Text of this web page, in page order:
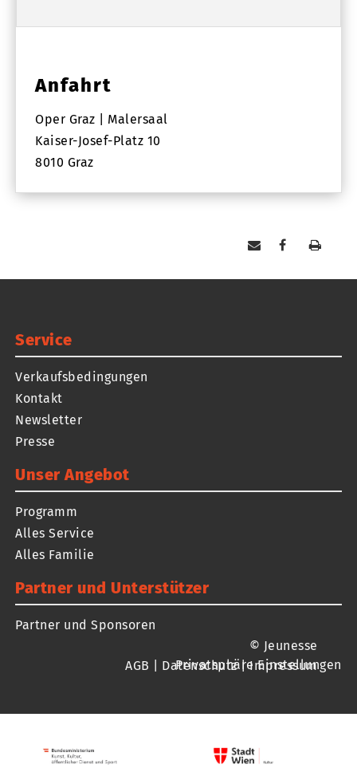
Anfahrt
Oper Graz | Malersaal
Kaiser-Josef-Platz 10
8010 Graz
Service
Verkaufsbedingungen
Kontakt
Newsletter
Presse
Unser Angebot
Programm
Alles Service
Alles Familie
Partner und Unterstützer
Partner und Sponsoren
© Jeunesse
AGB
Datenschutz|Impressum
Privatsphäre Einstellungen